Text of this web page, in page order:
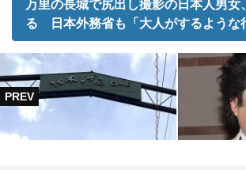
万里の長城で尻出し撮影の日本人男女
る 日本外務省も「大人がするような